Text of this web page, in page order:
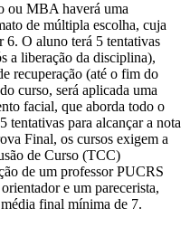
ou MBA haverá uma
de múltipla escolha, cuja
6. O aluno terá 5 tentativas
a liberação da disciplina),
recuperação (até o fim do
curso, será aplicada uma
facial, que aborda todo o
tentativas para alcançar a nota
Final, os cursos exigem a
de Curso (TCC)
de um professor PUCRS
e um parecerista,
final mínima de 7.